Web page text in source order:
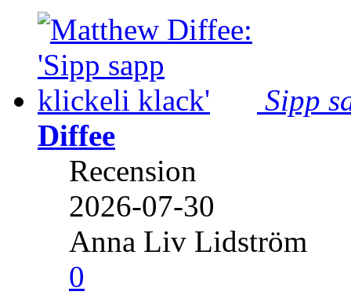
Sipp
Diffee
Recension
2026-07-30
Anna Liv Lidström
0